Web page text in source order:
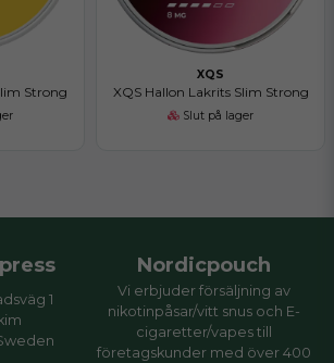
Strong
XQS
XQS Hallon Lakrits Slim Strong
Slut på lager
1
Nordicpouch
Vi erbjuder försäljning av
nikotinpåsar/vitt snus och E-
cigaretter/vapes till
företagskunder med över 400